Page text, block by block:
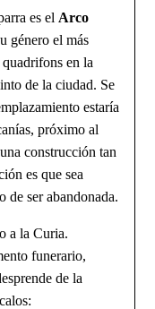
es el Arco
género el más
en la
de la ciudad. Se
estaría
próximo al
construcción tan
es que sea
de ser abandonada.
a la Curia.
funerario,
de la